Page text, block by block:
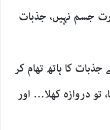
جسم نہیں، جذبات
کا ہاتھ تھام کر
تو دروازہ کھلا… اور